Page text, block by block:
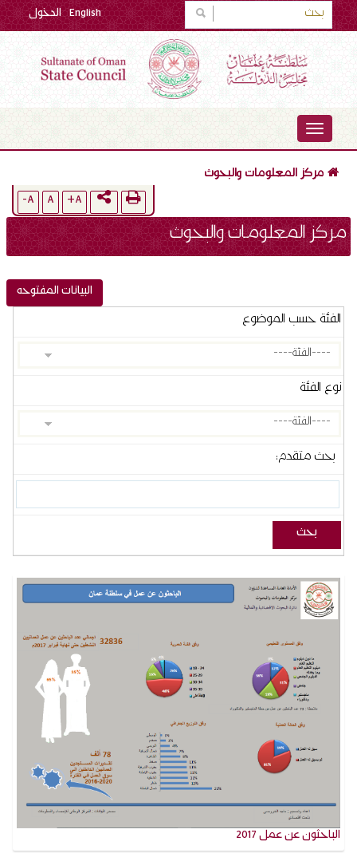
الدخول English
TOGGLE
NAVIGATION
مركز المعلومات والبحوث
A+
A
A-
مركز المعلومات والبحوث
البيانات المفتوحه
الفئة حسب الموضوع
نوع الفئة
بحث متقدم:
الباحثون عن عمل 2017